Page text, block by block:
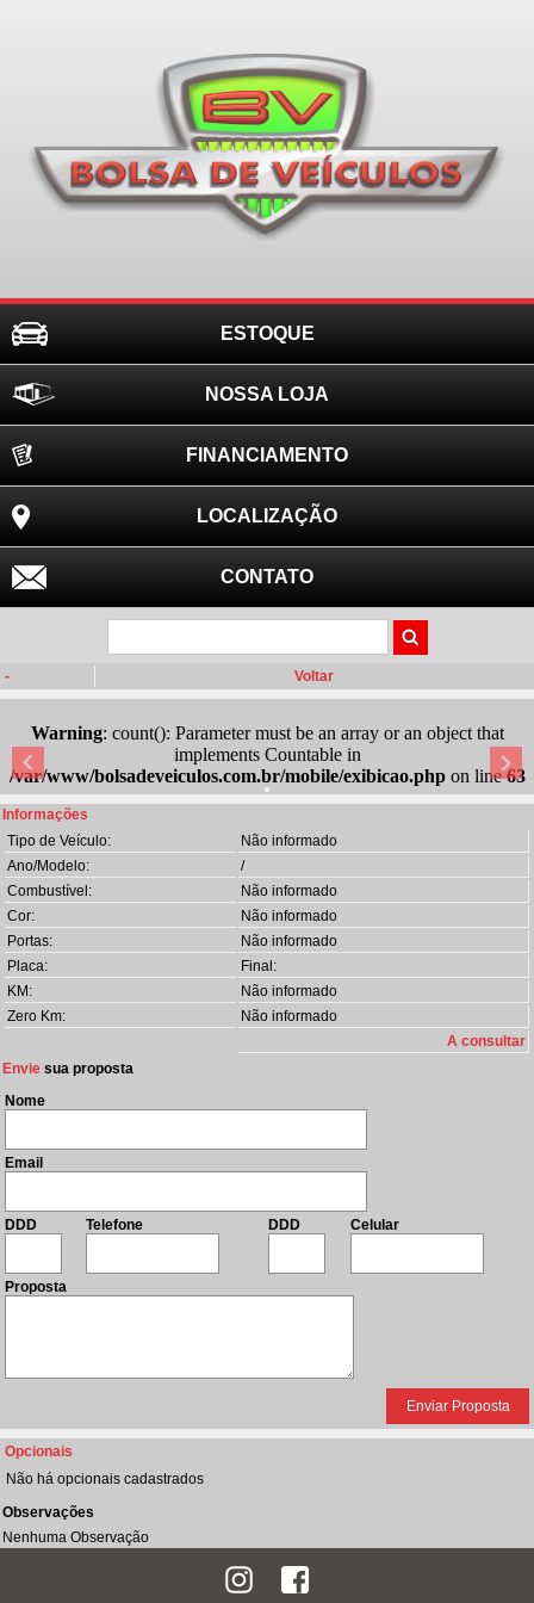
ESTOQUE
NOSSA LOJA
FINANCIAMENTO
LOCALIZAÇÃO
CONTATO
- Voltar
Warning: count(): Parameter must be an array or an object that
implements Countable in
/var/www/bolsadeveiculos.com.br/mobile/exibicao.phpon line63
Informações
Tipo de Veículo:
Não informado
Ano/Modelo:
/
Combustível:
Não informado
Cor:
Não informado
Portas:
Não informado
Placa:
Final:
KM:
Não informado
Zero Km:
Não informado
A consultar
Envie sua proposta
Nome
Email
DDD Telefone DDD Celular
Proposta
Opcionais
Não há opcionais cadastrados
Observações
Nenhuma Observação